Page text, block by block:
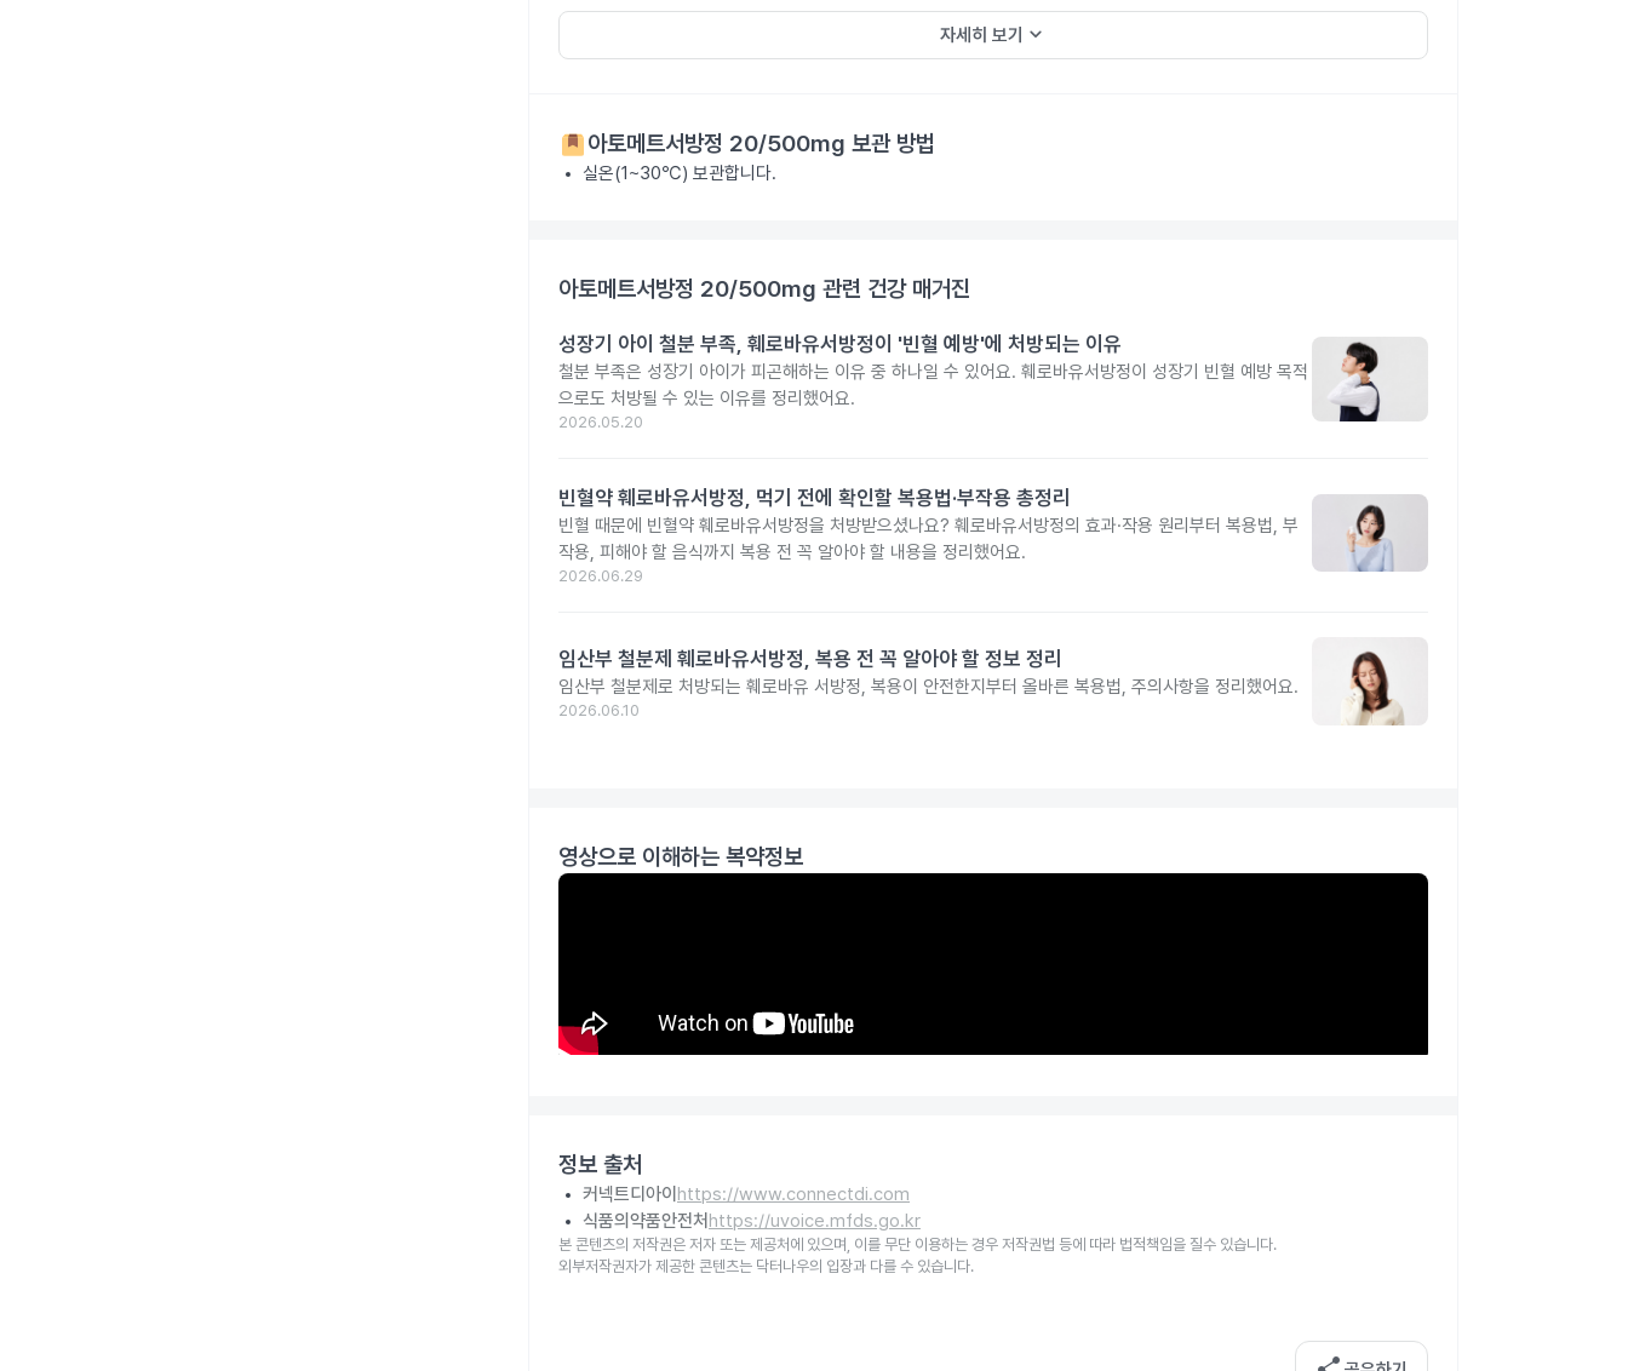
자세히 보기 keyboard_arrow_down
아토메트서방정 20/500mg 보관 방법
실온(1~30℃) 보관합니다.
아토메트서방정 20/500mg 관련 건강 매거진
성장기 아이 철분 부족, 훼로바유서방정이 '빈혈 예방'에 처방되는 이유
철분 부족은 성장기 아이가 피곤해하는 이유 중 하나일 수 있어요. 훼로바유서방정이 성장기 빈혈 예방 목적
으로도 처방될 수 있는 이유를 정리했어요.
2026.05.20
빈혈약 훼로바유서방정, 먹기 전에 확인할 복용법·부작용 총정리
빈혈 때문에 빈혈약 훼로바유서방정을 처방받으셨나요? 훼로바유서방정의 효과·작용 원리부터 복용법, 부
작용, 피해야 할 음식까지 복용 전 꼭 알아야 할 내용을 정리했어요.
2026.06.29
임산부 철분제 훼로바유서방정, 복용 전 꼭 알아야 할 정보 정리
임산부 철분제로 처방되는 훼로바유 서방정, 복용이 안전한지부터 올바른 복용법, 주의사항을 정리했어요.
2026.06.10
영상으로 이해하는 복약정보
정보 출처
커넥트디아이 https://www.connectdi.com
식품의약품안전처 https://uvoice.mfds.go.kr
본 콘텐츠의 저작권은 저자 또는 제공처에 있으며, 이를 무단 이용하는 경우 저작권법 등에 따라 법적책임을 질수 있습니다.
외부저작권자가 제공한 콘텐츠는 닥터나우의 입장과 다를 수 있습니다.